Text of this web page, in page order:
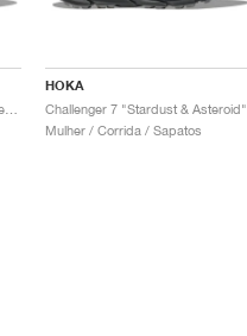
Challenger ATR 7 "Wistful Mauve & Cyclamen"
HOKA
Challenger 7 "Stardust & Asteroid"
Mulher / Corrida / Sapatos